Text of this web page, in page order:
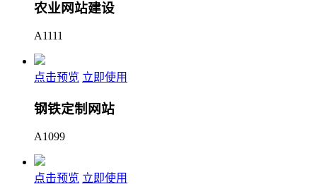
农业网站建设
A1111
点击预览 立即使用
钢铁定制网站
A1099
点击预览 立即使用